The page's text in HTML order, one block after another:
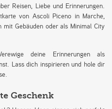
Reisen, Liebe und Erinnerungen.
von Ascoli Piceno in Marche,
Gebäuden oder als Minimal City
deine Erinnerungen als
Lass dich inspirieren und hole dir
Geschenk